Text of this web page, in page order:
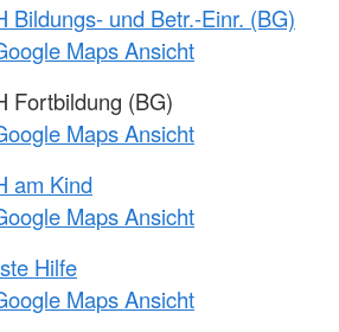
Bildungs- und Betr.-Einr. (BG)
Maps Ansicht
Fortbildung (BG)
Maps Ansicht
am Kind
Maps Ansicht
Hilfe
Maps Ansicht